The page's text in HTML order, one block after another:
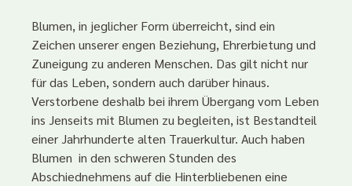
Blumen, in jeglicher Form überreicht, sind ein
Zeichen unserer engen Beziehung, Ehrerbietung und
Zuneigung zu anderen Menschen. Das gilt nicht nur
für das Leben, sondern auch darüber hinaus.
Verstorbene deshalb bei ihrem Übergang vom Leben
ins Jenseits mit Blumen zu begleiten, ist Bestandteil
einer Jahrhunderte alten Trauerkultur. Auch haben
Blumen in den schweren Stunden des
Abschiednehmens auf die Hinterbliebenen eine